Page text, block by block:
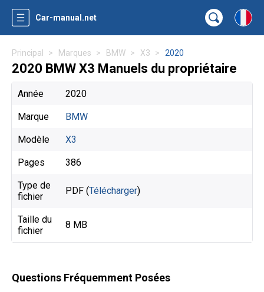
Car-manual.net
Principal Marques BMW X3 2020
2020 BMW X3 Manuels du propriétaire
Année 2020
Marque BMW
Modèle X3
Pages 386
Type de
fichier
PDF (Télécharger)
Taille du
fichier
8 MB
Questions Fréquemment Posées